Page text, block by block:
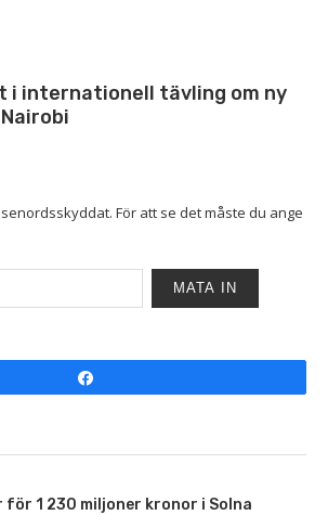
i internationell tävling om ny
För att se det måste du ange
för 1 230 miljoner kronor i Solna